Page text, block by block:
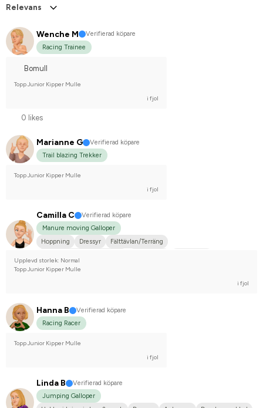
Relevans
Wenche M
Verifierad köpare
Racing Trainee
Bomull
Topp Junior Kipper Mulle
i fjol
0 likes
Marianne G
Verifierad köpare
Trail blazing Trekker
Topp Junior Kipper Mulle
i fjol
Camilla C
Verifierad köpare
Manure moving Galloper
Hoppning
Dressyr
Fälttävlan/Terräng
Tävlingsrider på hobbynivå
Upplevd storlek: Normal
Topp Junior Kipper Mulle
i fjol
Hanna B
Verifierad köpare
Racing Racer
Topp Junior Kipper Mulle
i fjol
Linda B
Verifierad köpare
Jumping Galloper